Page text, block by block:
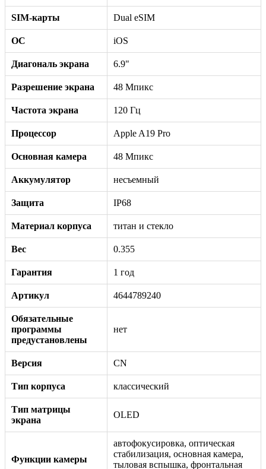
SIM-карты Dual eSIM
ОС iOS
Диагональ экрана 6.9"
Разрешение экрана 48 Мпикс
Частота экрана 120 Гц
Процессор Apple A19 Pro
Основная камера 48 Мпикс
Аккумулятор несъемный
Защита IP68
Материал корпуса титан и стекло
Вес 0.355
Гарантия 1 год
Артикул 4644789240
Обязательные
программы
предустановлены
нет
Версия CN
Тип корпуса классический
Тип матрицы
экрана
OLED
Функции камеры
автофокусировка, оптическая
стабилизация, основная камера,
тыловая вспышка, фронтальная